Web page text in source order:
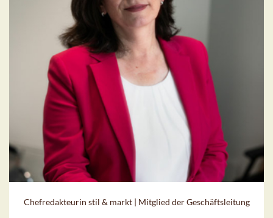
Chefredakteurin stil & markt | Mitglied der Geschäftsleitung